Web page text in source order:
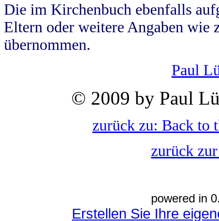
Die im Kirchenbuch ebenfalls
Eltern oder weitere Angaben wie
übernommen.
Paul
© 2009 by Paul
zurück zu: Back to
zurück
powered in
Erstellen Sie Ihre